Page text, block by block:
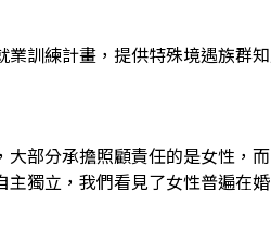
訓練計畫，提供特殊境遇族群
部分承擔照顧責任的是女性，
獨立，我們看見了女性普遍在